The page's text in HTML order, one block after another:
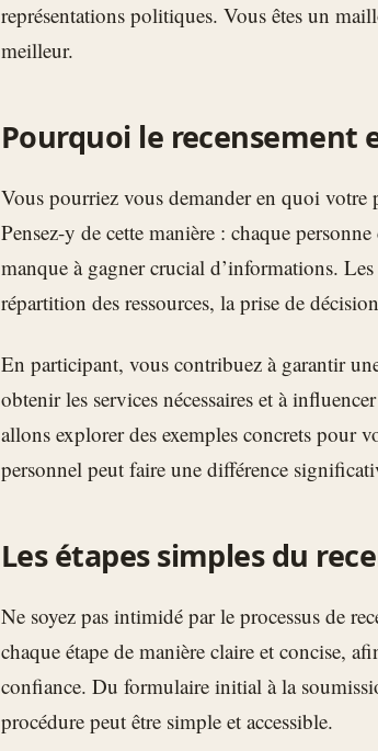
représentations politiques. Vous êtes un
meilleur.
Pourquoi le recensement
Vous pourriez vous demander en quoi votre
Pensez-y de cette manière : chaque
manque à gagner crucial d’informations.
répartition des ressources, la prise de
En participant, vous contribuez à garantir
obtenir les services nécessaires et à
allons explorer des exemples concrets pour
personnel peut faire une différence
Les étapes simples du
Ne soyez pas intimidé par le processus de
chaque étape de manière claire et concise,
confiance. Du formulaire initial à la
procédure peut être simple et accessible.